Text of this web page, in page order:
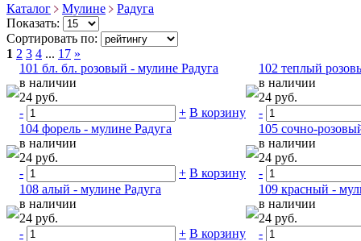
Каталог Мулине
Радуга
Показать:
Сортировать по:
1 2 3 4 ... 17 »
101 бл. бл. розовый - мулине Радуга
в наличии
24 руб.
-
+ В корзину
102 теплый
в наличии
24 руб.
-
104 форель - мулине Радуга
в наличии
24 руб.
-
+ В корзину
105 сочно-
в наличии
24 руб.
-
108 алый - мулине Радуга
в наличии
24 руб.
-
+ В корзину
109 красный -
в наличии
24 руб.
-